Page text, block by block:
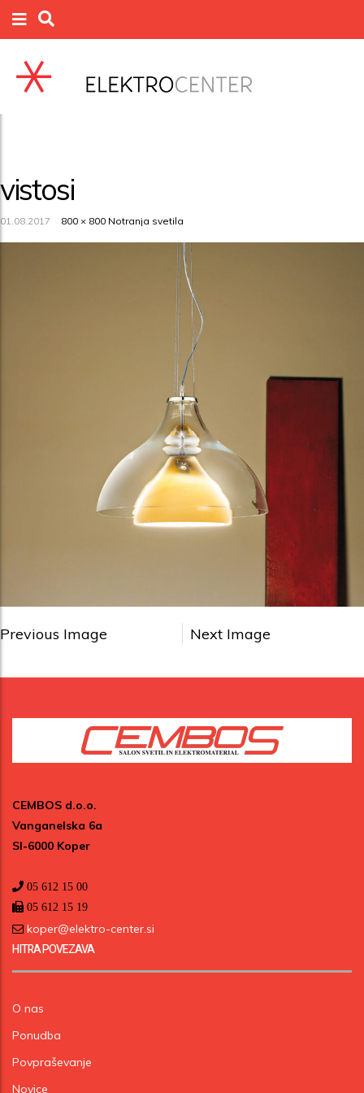
vistosi
01.08.2017 800 × 800 Notranja svetila
Previous Image Next Image
CEMBOS d.o.o.
Vanganelska 6a
SI-6000 Koper
05 612 15 00
05 612 15 19
koper@elektro-center.si
HITRA POVEZAVA
O nas
Ponudba
Povpraševanje
Novice